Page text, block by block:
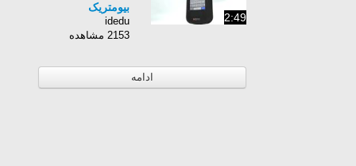
2:49
بیومتریک
idedu
2153 مشاهده
ادامه